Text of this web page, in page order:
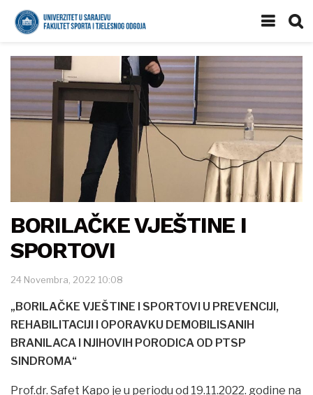
BORILAČKE VJEŠTINE I
SPORTOVI
24 Novembra, 2022 10:08
„BORILAČKE VJEŠTINE I SPORTOVI U PREVENCIJI,
REHABILITACIJI I OPORAVKU DEMOBILISANIH
BRANILACA I NJIHOVIH PORODICA OD PTSP
SINDROMA“
Prof.dr. Safet Kapo je u periodu od 19.11.2022. godine na